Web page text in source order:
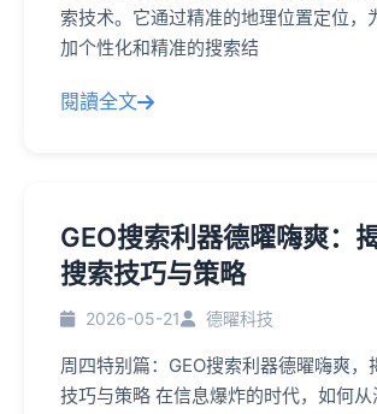
索技术。它通过精准的地理位置定位，
加个性化和精准的搜索结
閱讀全文
GEO搜索利器德曜嗨爽：
搜索技巧与策略
2026-05-21 德曜科技
周四特别篇：GEO搜索利器德曜嗨爽，
技巧与策略 在信息爆炸的时代，如何从